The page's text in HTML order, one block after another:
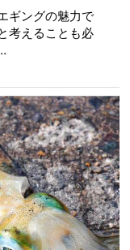
ギングの魅力で
考えることも必